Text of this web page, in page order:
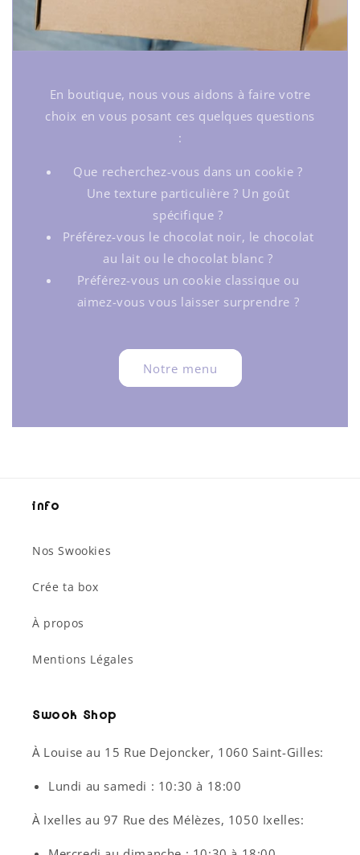
En boutique, nous vous aidons à faire votre
choix en vous posant ces quelques questions
:
Que recherchez-vous dans un cookie ?
Une texture particulière ? Un goût
spécifique ?
Préférez-vous le chocolat noir, le chocolat
au lait ou le chocolat blanc ?
Préférez-vous un cookie classique ou
aimez-vous vous laisser surprendre ?
Notre menu
Info
Nos Swookies
Crée ta box
À propos
Mentions Légales
Swook Shop
À Louise au 15 Rue Dejoncker, 1060 Saint-Gilles:
Lundi au samedi : 10:30 à 18:00
À Ixelles au 97 Rue des Mélèzes, 1050 Ixelles: